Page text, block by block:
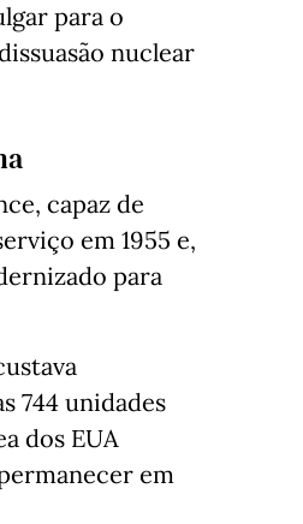
para o
nuclear
capaz de
em 1955 e,
para
744 unidades
dos EUA
em